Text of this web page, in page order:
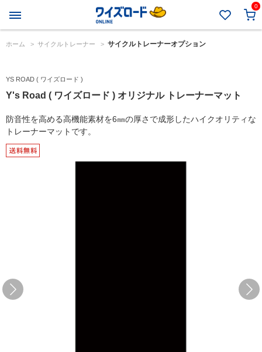
0
ホーム > サイクルトレーナー > サイクルトレーナーオプション
YS ROAD ( ワイズロード )
Y's Road ( ワイズロード ) オリジナル トレーナーマット
防音性を高める高機能素材を6㎜の厚さで成形したハイクオリティな
トレーナーマットです。